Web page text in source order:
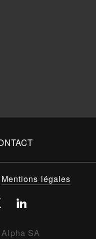
SA
Mentions légales